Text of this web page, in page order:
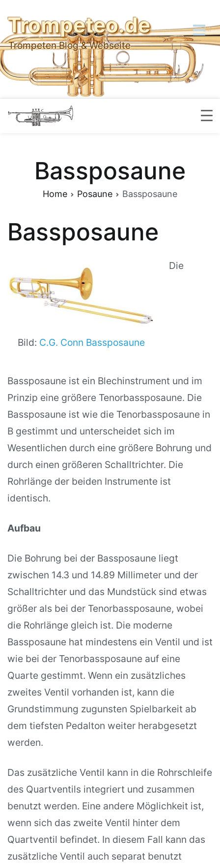
to
content
Trompeteo.de
Trompeten Blog & Webseite
Bassposaune
Home Posaune Bassposaune
Bassposaune
Bild: C.G. Conn Bassposaune
Die
Bassposaune ist ein Blechinstrument und im
Prinzip eine größere Tenorbassposaune. Die
Bassposaune ist wie die Tenorbassposaune in
B gestimmt und unterscheidet sich im
Wesentlichen durch eine größere Bohrung und
durch einen größeren Schalltrichter. Die
Rohrlänge der beiden Instrumente ist
identisch.
Aufbau
Die Bohrung bei der Bassposaune liegt
zwischen 14.3 und 14.89 Millimeter und der
Schalltrichter und das Mundstück sind etwas
größer als bei der Tenorbassposaune, wobei
die Rohrlänge gleich ist. Die moderne
Bassposaune hat mindestens ein Ventil und ist
wie bei der Tenorbassposaune auf eine
Quarte gestimmt. Wenn ein zusätzliches
zweites Ventil vorhanden ist, kann die
Grundstimmung zugunsten Spielbarkeit ab
dem tiefsten Pedalton weiter herabgesetzt
werden.
Das zusätzliche Ventil kann in die Rohrschleife
des Quartventils integriert und zusammen
benutzt werden. Eine andere Möglichkeit ist,
wenn sich das zweite Ventil hinter dem
Quartventil befindet. In diesem Fall kann das
zusätzliche Ventil auch separat benutzt